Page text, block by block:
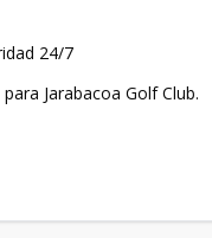
24/7
Jarabacoa Golf Club.